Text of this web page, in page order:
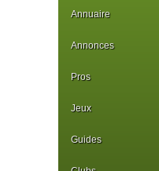
Annuaire
Annonces
Pros
Jeux
Guides